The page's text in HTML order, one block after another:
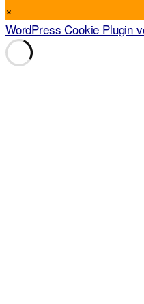
×
WordPress Cookie Plugin